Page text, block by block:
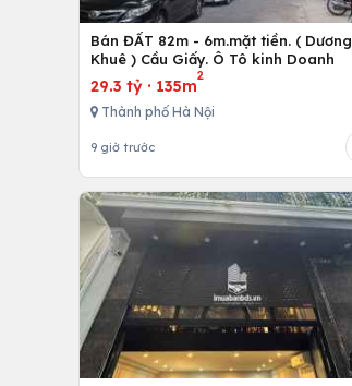
Bán ĐẤT 82m - 6m.mặt tiền. ( Dương
Khuê ) Cầu Giấy. Ô Tô kinh Doanh
29.3 tỷ · 135m
2
Thành phố Hà Nội
9 giờ trước